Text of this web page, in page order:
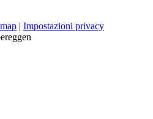
| Impostazioni privacy